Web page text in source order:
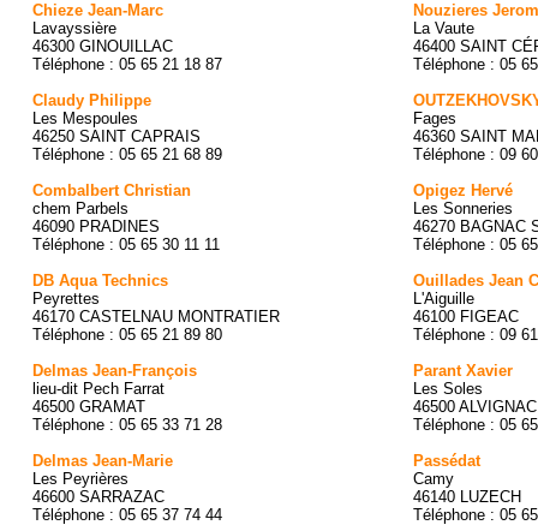
Chieze Jean-Marc
Lavayssière
46300 GINOUILLAC
Téléphone : 05 65 21 18 87
Claudy Philippe
Les Mespoules
46250 SAINT CAPRAIS
Téléphone : 05 65 21 68 89
Combalbert Christian
chem Parbels
46090 PRADINES
Téléphone : 05 65 30 11 11
DB Aqua Technics
Peyrettes
46170 CASTELNAU MONTRATIER
Téléphone : 05 65 21 89 80
Delmas Jean-François
lieu-dit Pech Farrat
46500 GRAMAT
Téléphone : 05 65 33 71 28
Delmas Jean-Marie
Les Peyrières
46600 SARRAZAC
Téléphone : 05 65 37 74 44
Nouzieres
La Vaute
46400 SAINT
Téléphone : 05
Fages
46360 SAINT
Téléphone : 09
Opigez Hervé
Les Sonneries
46270 BAGNAC
Téléphone : 05
Ouillades Jean
L'Aiguille
46100 FIGEAC
Téléphone : 09
Parant Xavier
Les Soles
46500 ALVIGNAC
Téléphone : 05
Passédat
Camy
46140 LUZECH
Téléphone : 05